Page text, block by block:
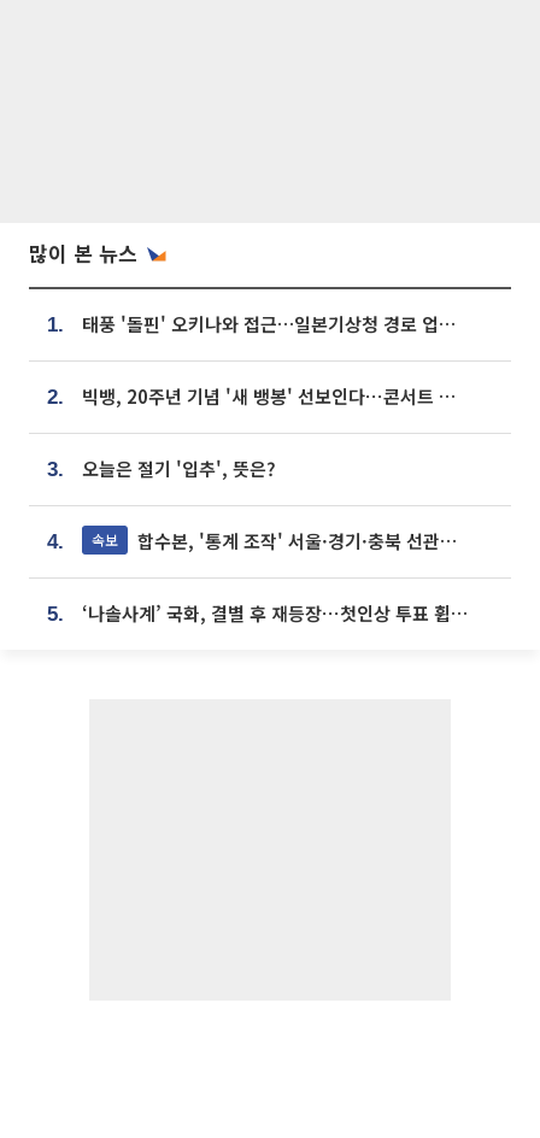
많이 본 뉴스
1. 태풍 '돌핀' 오키나와 접근…일본기상청 경로 업데이트
2. 빅뱅, 20주년 기념 '새 뱅봉' 선보인다⋯콘서트 앞두고 팝업 개최
3. 오늘은 절기 '입추', 뜻은?
4. 속보 합수본, '통계 조작' 서울·경기·충북 선관위 등 추가 압수수색
5. ‘나솔사계’ 국화, 결별 후 재등장⋯첫인상 투표 휩쓸고 ‘인기녀’ 등극